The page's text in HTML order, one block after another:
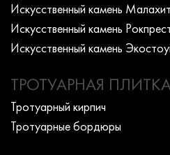
Искусcтвенный камень Малахит
Искусcтвенный камень
Искусcтвенный камень
ТРОТУАРНАЯ
Тротуарный кирпич
Тротуарные бордюры